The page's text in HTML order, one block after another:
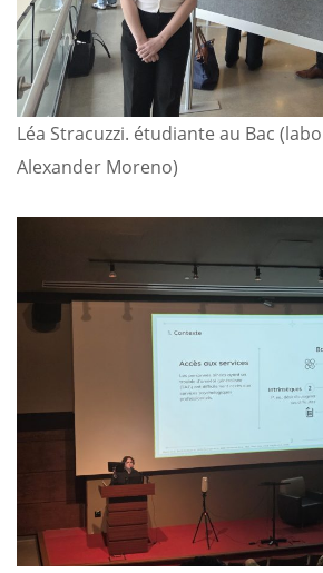
Léa Stracuzzi. étudiante au Bac
Alexander Moreno)